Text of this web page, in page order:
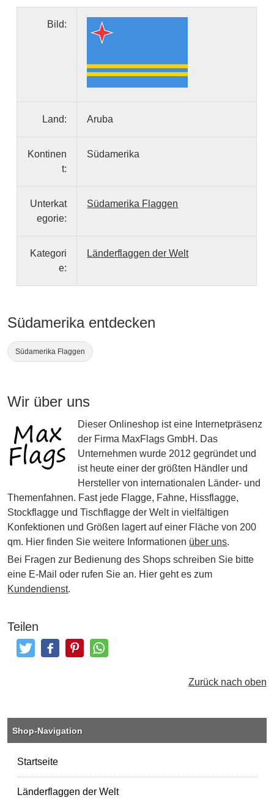
Bild:
Land: Aruba
Kontinen
t:
Südamerika
Unterkat
egorie:
Südamerika Flaggen
Kategori
e:
Länderflaggen der Welt
Südamerika entdecken
Südamerika Flaggen
Wir über uns
Dieser Onlineshop ist eine Internetpräsenz
der Firma MaxFlags GmbH. Das
Unternehmen wurde 2012 gegründet und
ist heute einer der größten Händler und
Hersteller von internationalen Länder- und
Themenfahnen. Fast jede Flagge, Fahne, Hissflagge,
Stockflagge und Tischflagge der Welt in vielfältigen
Konfektionen und Größen lagert auf einer Fläche von 200
qm. Hier finden Sie weitere Informationen über uns.
Bei Fragen zur Bedienung des Shops schreiben Sie bitte
eine E-Mail oder rufen Sie an. Hier geht es zum
Kundendienst.
Teilen
TweetenPosten PinterestTeilen
Zurück nach oben
Shop-Navigation
Startseite
Länderflaggen der Welt